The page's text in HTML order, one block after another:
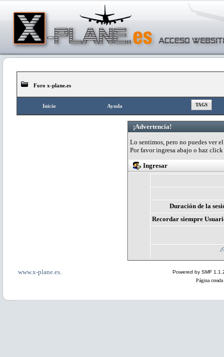
Foro x-plane.es
Inicio Ayuda TAGS
¡Advertencia!
Lo sentimos, pero no puedes ver
Por favor ingresa abajo o haz click
Ingresar
Duración de la
Recordar siempre
www.x-plane.es
Powered by SMF
Página